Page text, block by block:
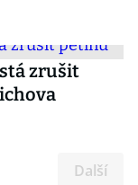
zrušit
Další